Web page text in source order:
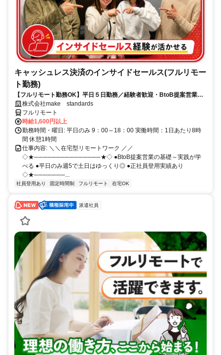
キャッシュレス決済のインサイドセールス(フルリモー
ト勤務)
【フルリモート勤務OK】平日５日勤務／経験者歓迎・BtoB提案営業で
スキルアップ
株式会社make standards
フルリモート
時給1,600円以上
勤務時間・曜日: 平日のみ 9：00～18：00 実働時間：1日あたり8時
間 休憩1時間
仕事内容: ＼＼在宅型リモートワーク ／／
◇★───────────────★◇ ●BtoB提案営業の基礎～実践が学
べる ●平日のみ週5で土日はゆっくり◎ ●正社員登用実績あり
◇★───────...
社員登用あり 固定時間制 フルリモート 在宅OK
派遣社員